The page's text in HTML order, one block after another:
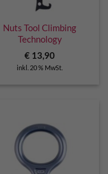
Nuts Tool Climbing
Technology
€ 13,90
inkl. 20 % MwSt.